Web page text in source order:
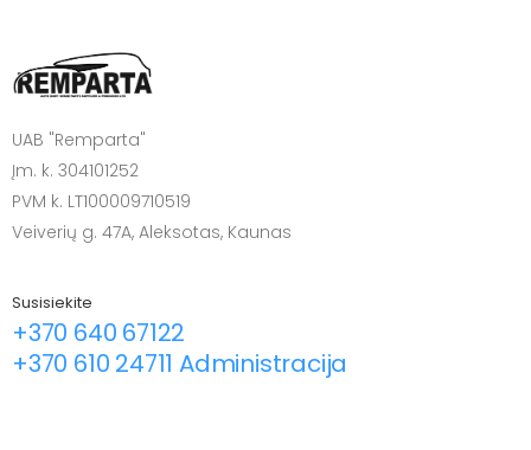
UAB "Remparta"
Įm. k. 304101252
PVM k. LT100009710519
Veiverių g. 47A, Aleksotas, Kaunas
Susisiekite
+370 640 67122
+370 610 24711 Administracija